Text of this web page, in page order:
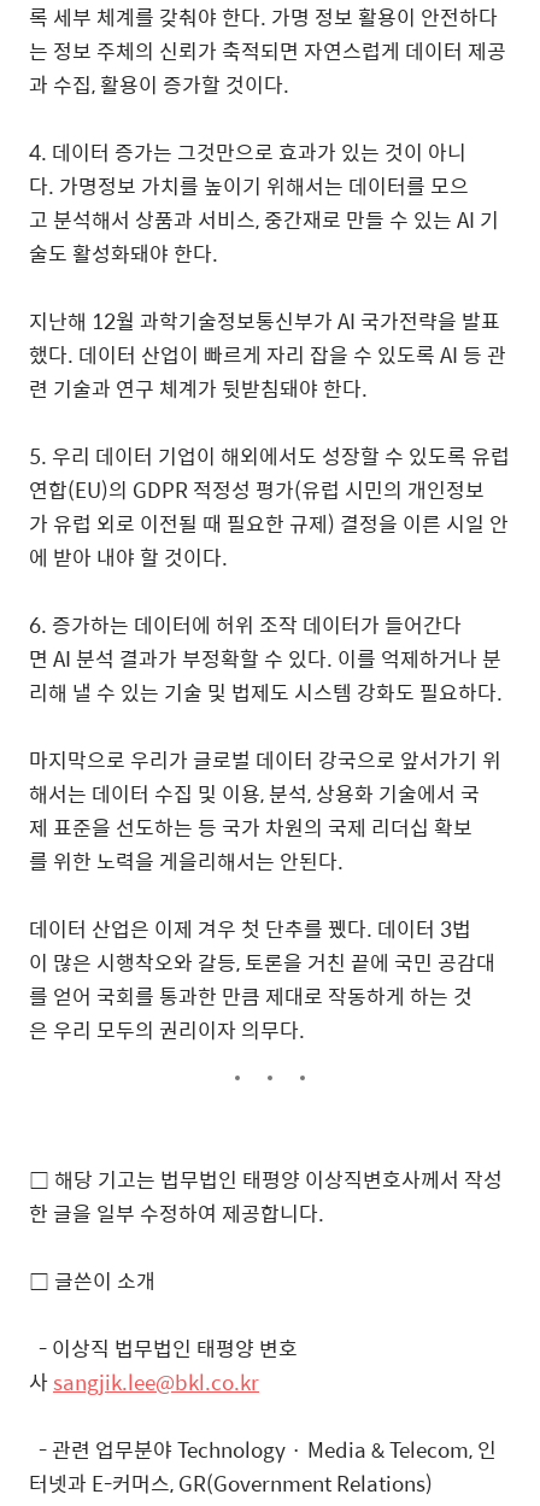
록 세부 체계를 갖춰야 한다. 가명 정보 활용이 안전하다
는 정보 주체의 신뢰가 축적되면 자연스럽게 데이터 제공
과 수집, 활용이 증가할 것이다.
4. 데이터 증가는 그것만으로 효과가 있는 것이 아니
다. 가명정보 가치를 높이기 위해서는 데이터를 모으
고 분석해서 상품과 서비스, 중간재로 만들 수 있는 AI 기
술도 활성화돼야 한다.
지난해 12월 과학기술정보통신부가 AI 국가전략을 발표
했다. 데이터 산업이 빠르게 자리 잡을 수 있도록 AI 등 관
련 기술과 연구 체계가 뒷받침돼야 한다.
5. 우리 데이터 기업이 해외에서도 성장할 수 있도록 유럽
연합(EU)의 GDPR 적정성 평가(유럽 시민의 개인정보
가 유럽 외로 이전될 때 필요한 규제) 결정을 이른 시일 안
에 받아 내야 할 것이다.
6. 증가하는 데이터에 허위 조작 데이터가 들어간다
면 AI 분석 결과가 부정확할 수 있다. 이를 억제하거나 분
리해 낼 수 있는 기술 및 법제도 시스템 강화도 필요하다.
마지막으로 우리가 글로벌 데이터 강국으로 앞서가기 위
해서는 데이터 수집 및 이용, 분석, 상용화 기술에서 국
제 표준을 선도하는 등 국가 차원의 국제 리더십 확보
를 위한 노력을 게을리해서는 안된다.
데이터 산업은 이제 겨우 첫 단추를 뀄다. 데이터 3법
이 많은 시행착오와 갈등, 토론을 거친 끝에 국민 공감대
를 얻어 국회를 통과한 만큼 제대로 작동하게 하는 것
은 우리 모두의 권리이자 의무다.
□ 해당 기고는 법무법인 태평양 이상직변호사께서 작성
한 글을 일부 수정하여 제공합니다.
□ 글쓴이 소개
- 이상직 법무법인 태평양 변호
사sangjik.lee@bkl.co.kr
- 관련 업무분야 Technology · Media & Telecom, 인
터넷과 E-커머스, GR(Government Relations)